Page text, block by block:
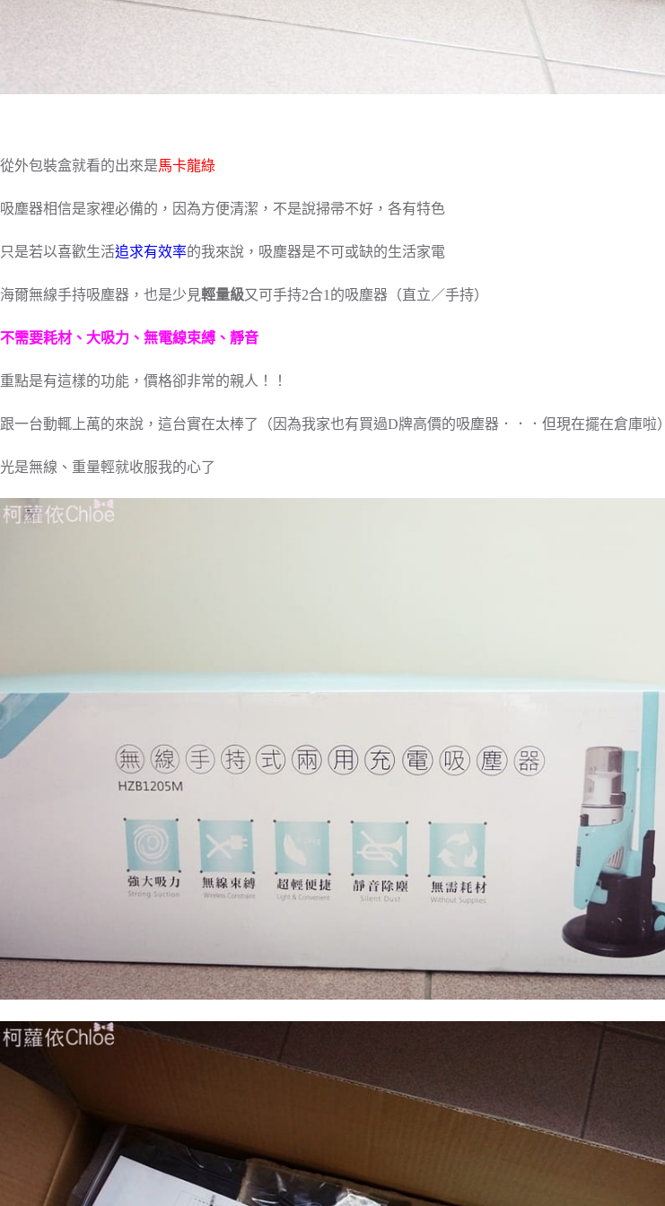
從外包裝盒就看的出來是馬卡龍綠
吸塵器相信是家裡必備的，因為方便清潔，不是說掃帚不好，各有特色
只是若以喜歡生活追求有效率的我來說，吸塵器是不可或缺的生活家電
海爾無線手持吸塵器，也是少見輕量級又可手持2合1的吸塵器（直立／手持）
不需要耗材、大吸力、無電線束縛、靜音
重點是有這樣的功能，價格卻非常的親人！！
跟一台動輒上萬的來說，這台實在太棒了（因為我家也有買過D牌高價的吸塵器．．．但現在擺在倉庫啦）
光是無線、重量輕就收服我的心了